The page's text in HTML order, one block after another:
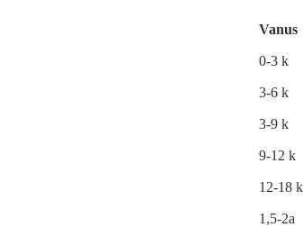
Vanus
0-3 k
3-6 k
3-9 k
9-12 k
12-18 k
1,5-2a